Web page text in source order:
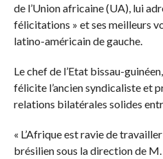
de l’Union africaine (UA), lui
félicitations » et ses meilleurs
latino-américain de gauche.
Le chef de l’Etat bissau-
félicite l’ancien syndicaliste et
relations bilatérales solides
« L’Afrique est ravie de
brésilien sous la direction de M.